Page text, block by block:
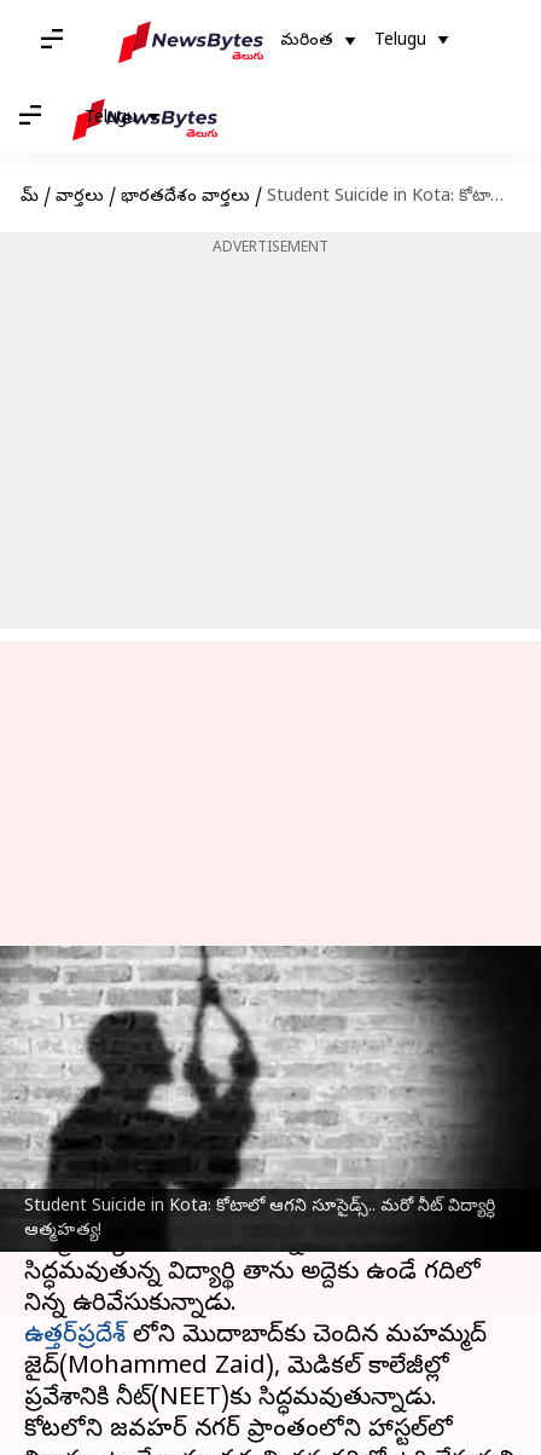
మరింత Telugu
Telugu
హోమ్ / వార్తలు / భారతదేశం వార్తలు / Student Suicide in Kota: కోటాలో ఆగని సూసైడ్స్‌.. మరో నీట్‌ విద్యార్ధి ఆత్మహత్య!
ADVERTISEMENT
Student Suicide in Kota: కోటాలో ఆగని సూసైడ్స్‌.. మరో నీట్‌ విద్యార్ధి
ఆత్మహత్య!
Student Suicide in Kota: కోటాలో
ఆగని సూసైడ్స్‌.. మరో నీట్‌ విద్యార్ధి
ఆత్మహత్య!
వ్రాసిన వారు Sirish Praharaju Jan 24, 2024 11:30 am
ఈ వార్తాకథనం ఏంటి
రాజస్థాన్‌లోని కోటాలో గ‌త కొన్ని రోజులుగా విద్యార్థుల
ఆత్మహత్యలు కొనసాగుతున్నాయి. నీట్ కు
సిద్ధమవుతున్న విద్యార్థి తాను అద్దెకు ఉండే గదిలో
ఉత్తర్‌ప్రదేశ్ లోని మొరాదాబాద్‌కు చెందిన మహమ్మద్
జైద్(Mohammed Zaid), మెడికల్ కాలేజీల్లో
ప్రవేశానికి నీట్‌(NEET)కు సిద్ధమవుతున్నాడు.
కోటలోని జవహర్ నగర్ ప్రాంతంలోని హాస్టల్‌లో